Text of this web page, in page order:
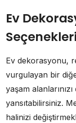
Ev
Seçenekleri
Ev dekorasyonu,
vurgulayan bir
yaşam
yansıtabilirsiniz.
halinizi